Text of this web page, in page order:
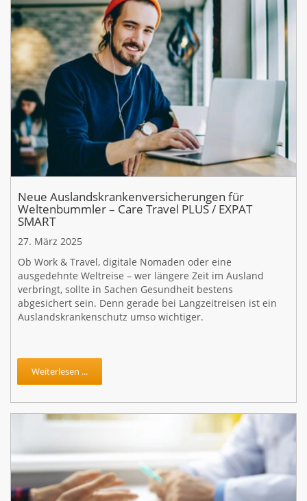
Neue Auslandskrankenversicherungen für
Weltenbummler – Care Travel PLUS / EXPAT
SMART
27. März 2025
Ob Work & Travel, digitale Nomaden oder eine
ausgedehnte Weltreise – wer längere Zeit im Ausland
verbringt, sollte in Sachen Gesundheit bestens
abgesichert sein. Denn gerade bei Langzeitreisen ist ein
Auslandskrankenschutz umso wichtiger.
Weiterlesen ...